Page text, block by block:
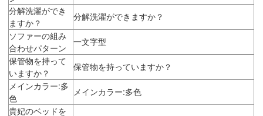
分解洗濯ができ
ますか？
分解洗濯ができますか？
ソファーの組み
合わせパターン
一文字型
保管物を持って
いますか？
保管物を持っていますか？
メインカラー:多
色
メインカラー:多色
貴妃のベッドを